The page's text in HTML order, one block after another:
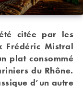
citée par les
Frédéric Mistral
plat consommé
du Rhône.
d’un autre